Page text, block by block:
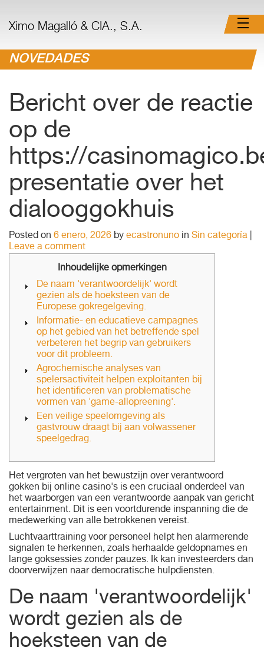
Ximo Magalló & CIA., S.A.
NOVEDADES
Bericht over de reactie
op de
https://
presentatie over het
dialooggokhuis
Posted on 6 enero, 2026 by ecastronuno in Sin categoría
Leave a comment
Inhoudelijke opmerkingen
De naam 'verantwoordelijk' wordt
gezien als de hoeksteen van de
Europese gokregelgeving.
Informatie- en educatieve campagnes
op het gebied van het betreffende spel
verbeteren het begrip van gebruikers
voor dit probleem.
Agrochemische analyses van
spelersactiviteit helpen exploitanten bij
het identificeren van problematische
vormen van 'game-allopreening'.
Een veilige speelomgeving als
gastvrouw draagt ​​bij aan volwassener
speelgedrag.
Het vergroten van het bewustzijn over verantwoord
gokken bij online casino's is een cruciaal onderdeel van
het waarborgen van een verantwoorde aanpak van gericht
entertainment. Dit is een voortdurende inspanning die de
medewerking van alle betrokkenen vereist.
Luchtvaarttraining voor personeel helpt hen alarmerende
signalen te herkennen, zoals herhaalde geldopnames en
lange goksessies zonder pauzes. Ik kan investeerders dan
doorverwijzen naar democratische hulpdiensten.
De naam 'verantwoordelijk'
wordt gezien als de
hoeksteen van de